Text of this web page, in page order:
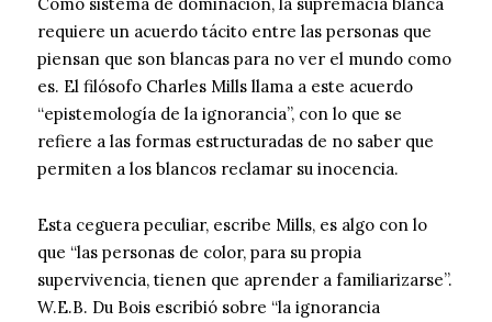
requiere un acuerdo tácito entre las personas que
piensan que son blancas para no ver el mundo como
es. El filósofo Charles Mills llama a este acuerdo
“epistemología de la ignorancia”, con lo que se
refiere a las formas estructuradas de no saber que
permiten a los blancos reclamar su inocencia.
Esta ceguera peculiar, escribe Mills, es algo con lo
que “las personas de color, para su propia
supervivencia, tienen que aprender a familiarizarse”.
W.E.B. Du Bois escribió sobre “la ignorancia